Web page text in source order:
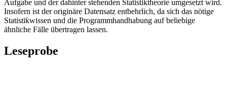
Aufgabe und der dahinter stehenden Statistiktheorie umgesetzt wird.
Insofern ist der originäre Datensatz entbehrlich, da sich das nötige
Statistikwissen und die Programmhandhabung auf beliebige
ähnliche Fälle übertragen lassen.
Leseprobe